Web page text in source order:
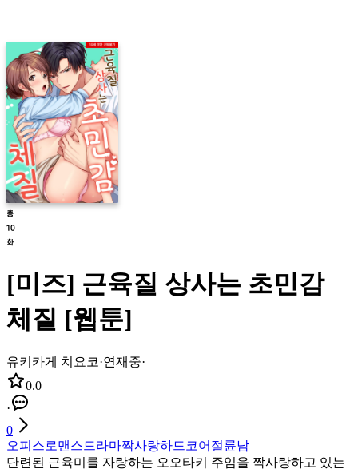
[미즈] 근육질 상사는 초민감
체질 [웹툰]
유키카게 치요코·연재중·
0.0
·
0
오피스로맨스드라마짝사랑하드코어 절륜남
단련된 근육미를 자랑하는 오오타키 주임을 짝사랑하고 있는